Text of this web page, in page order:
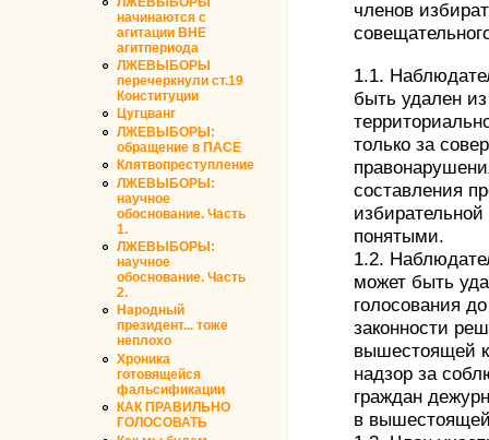
начинаются с
агитации ВНЕ
агитпериода
ЛЖЕВЫБОРЫ
перечеркнули ст.19
Конституции
Цугцванг
ЛЖЕВЫБОРЫ:
обращение в ПАСЕ
Клятвопреступление
ЛЖЕВЫБОРЫ:
научное
обоснование. Часть
1.
ЛЖЕВЫБОРЫ:
научное
обоснование. Часть
2.
Народный
президент... тоже
неплохо
Хроника
готовящейся
фальсификации
КАК ПРАВИЛЬНО
ГОЛОСОВАТЬ
членов
1.1.
быть удален
только за
составления
понятыми.
1.2.
может быть
голосования
законности
вышестоящей
надзор за
граждан
в